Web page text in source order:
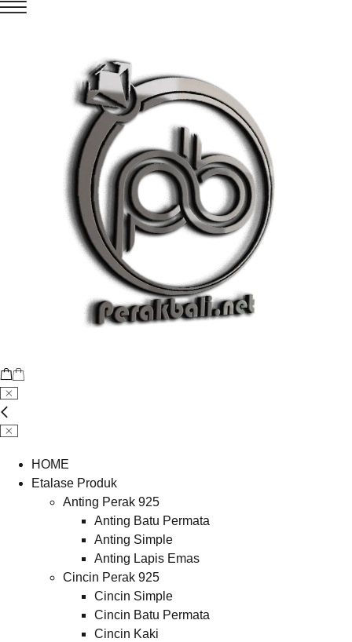
HOME
Etalase Produk
Anting Perak 925
Anting Batu Permata
Anting Simple
Anting Lapis Emas
Cincin Perak 925
Cincin Simple
Cincin Batu Permata
Cincin Kaki